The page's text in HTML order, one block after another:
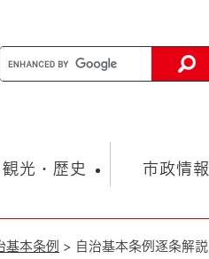
・スポーツ まちづくり・協働
観光・歴史 市政情報
総合計画
プンデータ
基本条例 > 自治基本条例逐条解説